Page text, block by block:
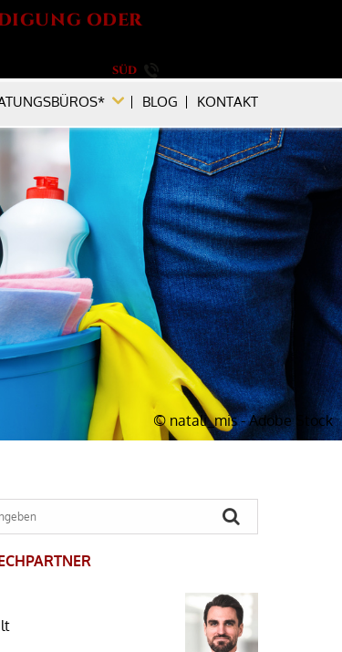
ODER
SÜD
BLOG KONTAKT
© natali_mis - Adobe Stock